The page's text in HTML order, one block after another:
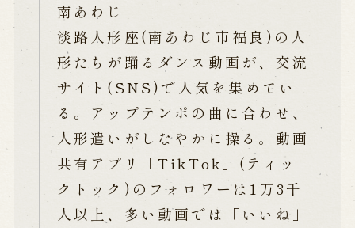
お問い合わせ
よくあるご質問
メールでお問い合わせ
お電話でお問い合わせ
予約
WEB予約
メールフォームから予約
南あわじ
淡路人形座(南あわじ市福良)の人
形たちが踊るダンス動画が、交流
サイト(SNS)で人気を集めてい
る。アップテンポの曲に合わせ、
人形遣いがしなやかに操る。動画
共有アプリ「TikTok」(ティッ
クトック)のフォロワーは1万3千
人以上、多い動画では「いいね」